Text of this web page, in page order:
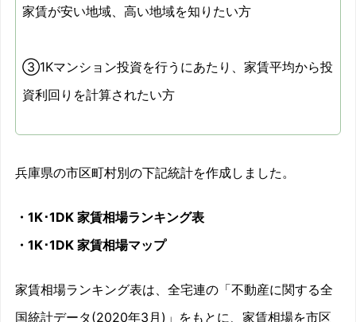
家賃が安い地域、高い地域を知りたい方
③1Kマンション投資を行うにあたり、家賃平均から投
資利回りを計算されたい方
兵庫県の市区町村別の下記統計を作成しました。
・1K･1DK 家賃相場ランキング表
・ 1K･1DK 家賃相場マップ
家賃相場ランキング表は、全宅連の「不動産に関する全
国統計データ(2020年3月)」をもとに、家賃相場を市区